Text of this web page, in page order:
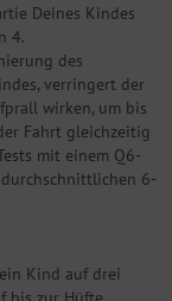
Deines Kindes
4.
des
verringert der
wirken, um bis
Fahrt gleichzeitig
mit einem Q6-
6-
Kind auf drei